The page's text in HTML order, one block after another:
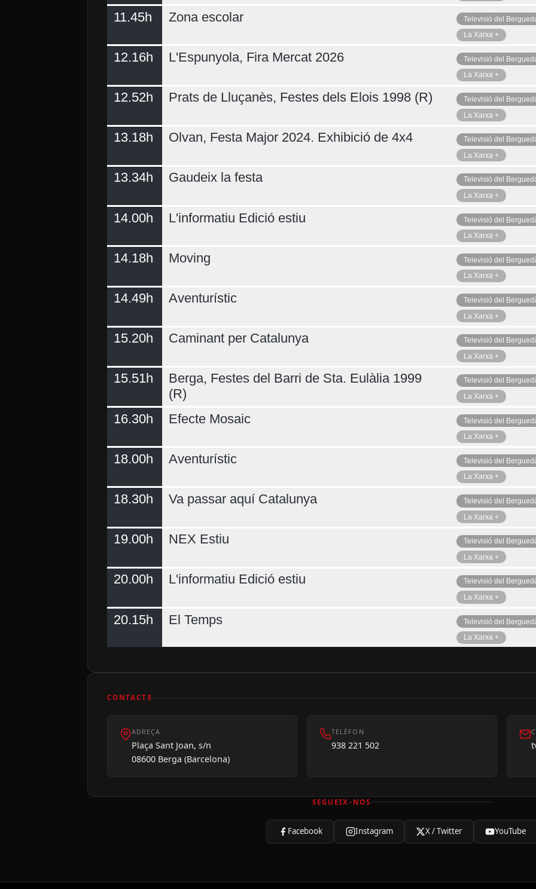
11.45h Zona escolar
Televisió del
La Xarxa +
12.16h L'Espunyola, Fira Mercat 2026
Televisió del
La Xarxa +
12.52h Prats de Lluçanès, Festes dels Elois 1998 (R)
Televisió del
La Xarxa +
13.18h Olvan, Festa Major 2024. Exhibició de 4x4
Televisió del
La Xarxa +
13.34h Gaudeix la festa
Televisió del
La Xarxa +
14.00h L'informatiu Edició estiu
Televisió del
La Xarxa +
14.18h Moving
Televisió del
La Xarxa +
14.49h Aventurístic
Televisió del
La Xarxa +
15.20h Caminant per Catalunya
Televisió del
La Xarxa +
15.51h
Berga, Festes del Barri de Sta. Eulàlia 1999
(R)
Televisió del
La Xarxa +
16.30h Efecte Mosaic
Televisió del
La Xarxa +
18.00h Aventurístic
Televisió del
La Xarxa +
18.30h Va passar aquí Catalunya
Televisió del
La Xarxa +
19.00h NEX Estiu
Televisió del
La Xarxa +
20.00h L'informatiu Edició estiu
Televisió del
La Xarxa +
20.15h El Temps
Televisió del
La Xarxa +
CONTACTE
ADREÇA
Plaça Sant Joan, s/n
08600 Berga (Barcelona)
TELÈFON
938 221 502
SEGUEIX-NOS
Facebook Instagram X / Twitter YouTube